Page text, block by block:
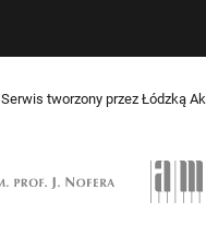
Serwis tworzony przez Łódzką